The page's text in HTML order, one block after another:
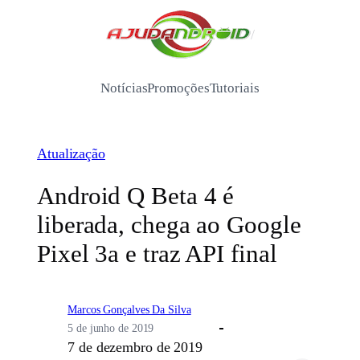
/
NotíciasPromoçõesTutoriais
Atualização
Android Q Beta 4 é
liberada, chega ao Google
Pixel 3a e traz API final
Marcos Gonçalves Da Silva
5 de junho de 2019
7 de dezembro de 2019